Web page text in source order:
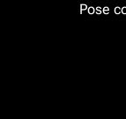
Pose